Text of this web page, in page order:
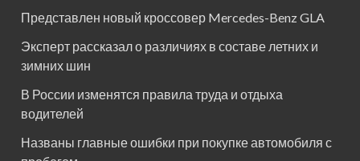
Представлен новый кроссовер Mercedes-Benz GLA
Эксперт рассказал о различиях в составе летних и
зимних шин
В России изменятся правила труда и отдыха
водителей
Названы главные ошибки при покупке автомобиля с